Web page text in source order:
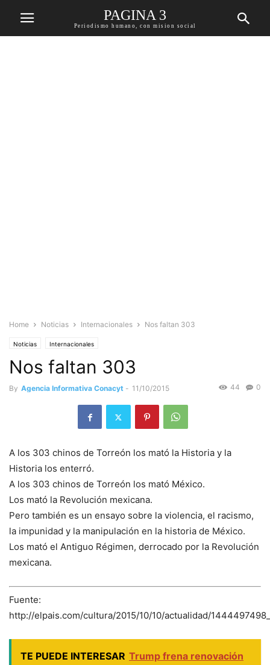
PAGINA 3
Periodismo humano, con mision social
Home Noticias Internacionales Nos faltan 303
Noticias Internacionales
Nos faltan 303
By Agencia Informativa Conacyt - 11/10/2015 0
44
A los 303 chinos de Torreón los mató la Historia y la
Historia los enterró.
A los 303 chinos de Torreón los mató México.
Los mató la Revolución mexicana.
Pero también es un ensayo sobre la violencia, el racismo,
la impunidad y la manipulación en la historia de México.
Los mató el Antiguo Régimen, derrocado por la Revolución
mexicana.
Fuente:
http://elpais.com/cultura/2015/10/10/actualidad/
TE PUEDE INTERESAR Trump frena renovación